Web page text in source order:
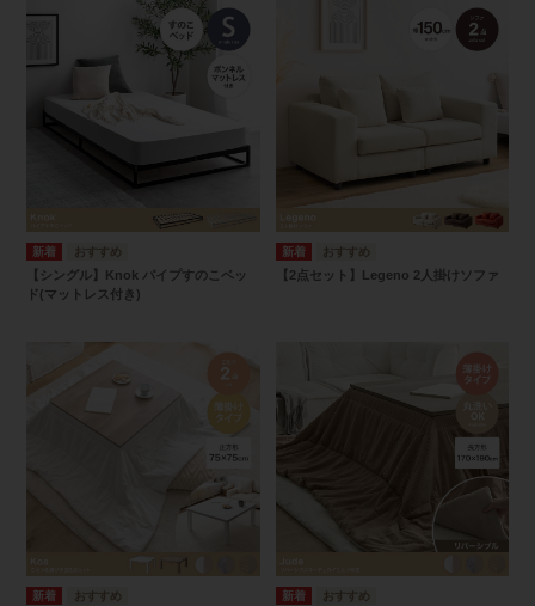
【シングル】Knok パイプすのこベッ
ド(マットレス付き)
【2点セット】Legeno 2人掛けソファ